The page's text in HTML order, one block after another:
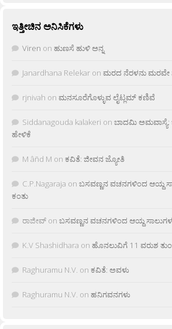
ಇತ್ತೀಚಿನ ಅನಿಸಿಕೆಗಳು
Viren on ಹುಣಸೆ ಹುಳಿ ಅನ್ನ
Janardhana Relekar on ಮರದ ನೆರಳನು ಮರವೇ
rjnivah on ಮನಸೂರೆಗೊಳ್ಳುವ ಲೈಟ್ಲಮ್ ಕಣಿವೆ
Siddanagouda kalakeri on ಬಾದಮಿ
ಹೇಳಿಕೆ
M âñd M on ಕವಿತೆ: ಜೀವನ ಜ್ಯೋತಿ
C.P.Nagaraja on ಬಸವಣ್ಣನ ವಚನಗಳಿಂದ ಆಯ್ದ
ಕಂತು
ರಾಜೀವ್ on ಬಸವಣ್ಣನ ವಚನಗಳಿಂದ ಆಯ್ದ
K.V Shashidhara on ಹೊನಲುವಿಗೆ 11 ವರುಶ
Raghuramu N.V. on ಕವಿತೆ: ಅವಳು
Raghuramu N.V. on ಹನಿಗವನಗಳು